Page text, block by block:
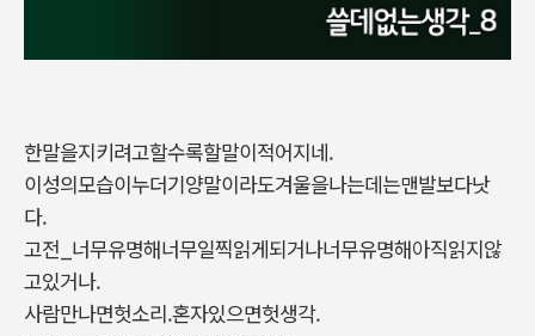
한말을지키려고할수록할말이적어지네.
이성의모습이누더기양말이라도겨울을나는데는맨발보다낫
다.
고전_너무유명해너무일찍읽게되거나너무유명해아직읽지않
고있거나.
사람만나면헛소리.혼자있으면헛생각.